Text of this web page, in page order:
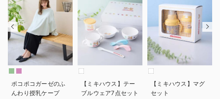
ベビー帽子（新生児・乳児）
新生児スリーパー・ベビーパジャマ
ベビーシューズ・ファーストシューズ・ベビー靴下
ベビー リュック
ベビー 小物
赤ちゃん 洗剤・洗濯用品・お掃除
赤ちゃん お風呂・ベビースキンケア
おむつ関連グッズ
快適機能ウェア特集 トップス
快適機能ウェア特集 ボトムス
快適機能ウェア特集 パジャマ
erbaviva（エルバビーバ）
安心の日本製。先輩ママが買ってよかった！本当に必要な出産準備品
何枚あっても嬉しい
長く使えるアイテム
お部屋映えアイテム
ポコポコガーゼのふ
んわり授乳ケープ
【ミキハウス】テー
ブルウェア7点セット
【ミキハウス】マグ
セット